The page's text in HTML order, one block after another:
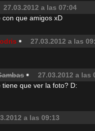
27.03.2012 a las 07:04
con que amigos xD
27.03.2012 a las
27.03.2012 a las
tiene que ver la foto? D:
a las 09:13